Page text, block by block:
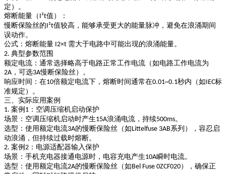
定）。
熔断能量（ I²t值）
：
慢断保险丝的I²t值较高，能够承受更大的能量脉冲，避免在浪涌期间
误动作。
公式 ：熔断能量 I2×t 需大于电路中可能出现的浪涌能量。
2. 典型参数范围
额定电流 ：通常选择略高于电路正常工作电流（如电路工作电流为
2A ，可选3A慢断保险丝）。
响应时间 ：在10倍额定电流下，熔断时间通常在0.01~0.1秒内（如IEC标
准规定）。
三、实际应用案例
1. 案例 1 ：空调压缩机启动保护
场景 ：空调压缩机启动时产生15A浪涌电流，持续500ms。
选型 ：使用额定电流3A的慢断保险丝（如Littelfuse 3AB系列），容忍启
动浪涌，但持续过载时熔断。
2. 案例 2 ：电源适配器输入保护
场景 ：手机充电器接通电源时，电容充电产生10A瞬时电流。
选型 ：使用额定电流2A的慢断保险丝（如Bel Fuse 0ZCF020），确保正